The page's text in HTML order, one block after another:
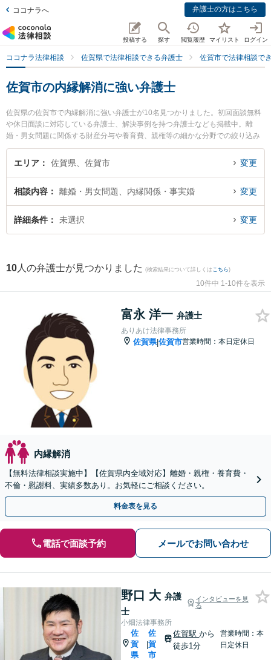
ココナラへ 弁護士の方はこちら
投稿する 探す 閲覧履歴 マイリスト ログイン
ココナラ法律相談 佐賀県で法律相談できる弁護士 佐賀市で法律相談で
佐賀市の内縁解消に強い弁護士
佐賀県の佐賀市で内縁解消に強い弁護士が10名見つかりました。初回面談無料
や休日面談に対応している弁護士、解決事例を持つ弁護士なども掲載中。離
婚・男女問題に関係する財産分与や養育費、親権等の細かな分野での絞り込み
検索もでき便利です。特にありあけ法律事務所の富永 洋一弁護士や小畑法律事
務所の野口 大弁護士、弁護士法人桑原法律事務所 佐賀オフィスの塚本 耕平弁
護士のプロフィール情報や弁護士費用、強みなどが注目されています。『佐賀
い』『内縁解消のトラブル解決の実績豊富な近くの弁護士を検索したい』『初
回相談無料で内縁解消を法律相談できる佐賀市内の弁護士に相談予約したい』
などでお困りの相談者さんにおすすめです。
エリア 佐賀県、佐賀市 変更
相談内容 離婚・男女問題、内縁関係・事実婚 変更
詳細条件 未選択 変更
10 人の弁護士が見つかりました (検索結果について詳しくは こちら)
10件中 1-10件を表示
富永 洋一 弁護士
ありあけ法律事務所
佐賀県|佐賀市営業時間：本日定休日
内縁解消
【無料法律相談実施中】【佐賀県内全域対応】離婚・親権・養育費・
不倫・慰謝料、実績多数あり。お気軽にご相談ください。
料金表を見る
電話で面談予約 メールでお問い合わせ
野口 大 弁護
士
インタビューを見
る
小畑法律事務所
佐
賀
県
|
佐
賀
市
佐賀駅から
徒歩1分
営業時間：本
日定休日